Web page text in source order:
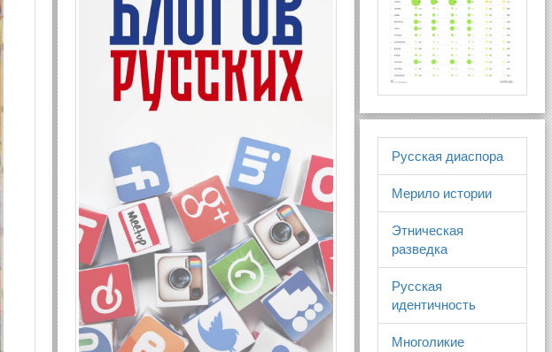
Русская диаспора
Мерило истории
Этническая
разведка
Русская
идентичность
Многоликие